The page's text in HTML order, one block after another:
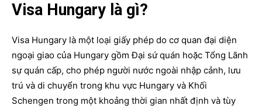
Visa Hungary là gì?
Visa Hungary là một loại giấy phép do cơ quan đại diện
ngoại giao của Hungary gồm Đại sứ quán hoặc Tổng Lãnh
sự quán cấp, cho phép người nước ngoài nhập cảnh, lưu
trú và di chuyển trong khu vực Hungary và Khối
Schengen trong một khoảng thời gian nhất định và tùy